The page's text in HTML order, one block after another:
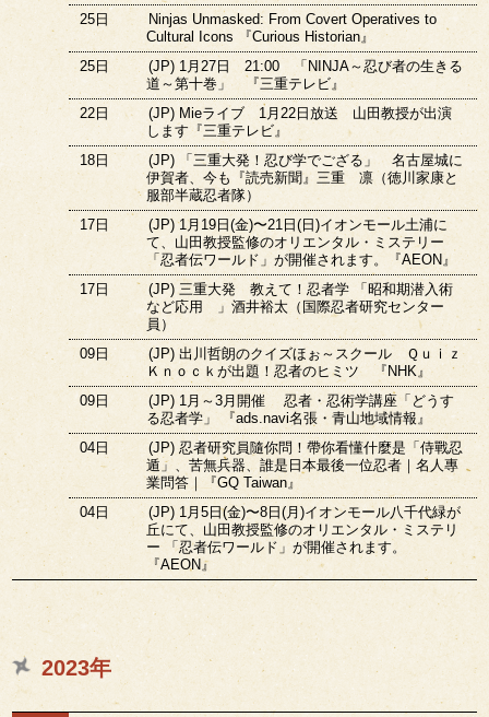
25日
Ninjas Unmasked: From Covert Operatives to
Cultural Icons 『Curious Historian』
25日
(JP) 1月27日 21:00 「NINJA～忍び者の生きる
道～第十巻」 『三重テレビ』
22日
(JP) Mieライブ 1月22日放送 山田教授が出演
します『三重テレビ』
18日
(JP) 「三重大発！忍び学でござる」 名古屋城に
伊賀者、今も『読売新聞』三重 凛（徳川家康と
服部半蔵忍者隊）
17日
(JP) 1月19日(金)〜21日(日)イオンモール土浦に
て、山田教授監修のオリエンタル・ミステリー
「忍者伝ワールド」が開催されます。『AEON』
17日
(JP) 三重大発 教えて！忍者学 「昭和期潜入術
など応用 」酒井裕太（国際忍者研究センター
員）
09日
(JP) 出川哲朗のクイズほぉ～スクール Ｑｕｉｚ
Ｋｎｏｃｋが出題！忍者のヒミツ 『NHK』
09日
(JP) 1月～3月開催 忍者・忍術学講座「どうす
る忍者学」 『ads.navi名張・青山地域情報』
04日
(JP) 忍者研究員隨你問！帶你看懂什麼是「侍戰忍
遁」、苦無兵器、誰是日本最後一位忍者｜名人專
業問答｜『GQ Taiwan』
04日
(JP) 1月5日(金)〜8日(月)イオンモール八千代緑が
丘にて、山田教授監修のオリエンタル・ミステリ
ー 「忍者伝ワールド」が開催されます。
『AEON』
2023年